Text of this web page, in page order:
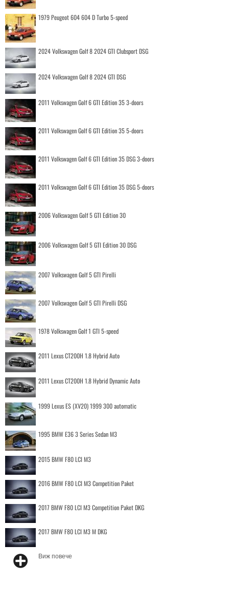
1979 Peugeot 604 604 D Turbo 5-speed
2024 Volkswagen Golf 8 2024 GTI Clubsport DSG
2024 Volkswagen Golf 8 2024 GTI DSG
2011 Volkswagen Golf 6 GTI Edition 35 3-doors
2011 Volkswagen Golf 6 GTI Edition 35 5-doors
2011 Volkswagen Golf 6 GTI Edition 35 DSG 3-doors
2011 Volkswagen Golf 6 GTI Edition 35 DSG 5-doors
2006 Volkswagen Golf 5 GTI Edition 30
2006 Volkswagen Golf 5 GTI Edition 30 DSG
2007 Volkswagen Golf 5 GTI Pirelli
2007 Volkswagen Golf 5 GTI Pirelli DSG
1978 Volkswagen Golf 1 GTI 5-speed
2011 Lexus CT200H 1.8 Hybrid Auto
2011 Lexus CT200H 1.8 Hybrid Dynamic Auto
1999 Lexus ES (XV20) 1999 300 automatic
1995 BMW E36 3 Series Sedan M3
2015 BMW F80 LCI M3
2016 BMW F80 LCI M3 Competition Paket
2017 BMW F80 LCI M3 Competition Paket DKG
2017 BMW F80 LCI M3 M DKG
Виж повече